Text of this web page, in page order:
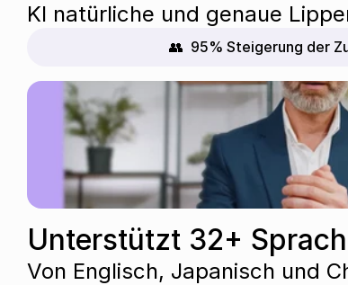
KI natürliche und genaue
👥  95% Steigerung der
Unterstützt 32+
Von Englisch, Japanisch und